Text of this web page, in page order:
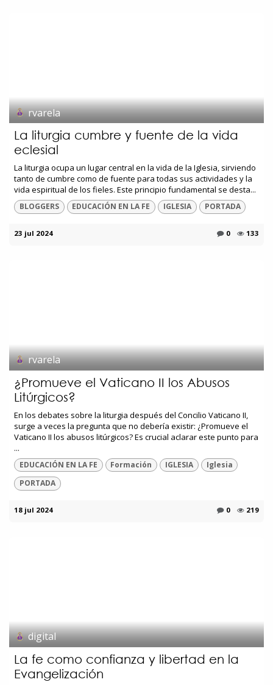
rvarela
La liturgia cumbre y fuente de la vida
eclesial
La liturgia ocupa un lugar central en la vida de la Iglesia, sirviendo
tanto de cumbre como de fuente para todas sus actividades y la
vida espiritual de los fieles. Este principio fundamental se desta...
BLOGGERS EDUCACIÓN EN LA FE IGLESIA PORTADA
23 jul 2024 0 133
rvarela
¿Promueve el Vaticano II los Abusos
Litúrgicos?
En los debates sobre la liturgia después del Concilio Vaticano II,
surge a veces la pregunta que no debería existir: ¿Promueve el
Vaticano II los abusos litúrgicos? Es crucial aclarar este punto para
...
EDUCACIÓN EN LA FE Formación IGLESIA
Iglesia
PORTADA
18 jul 2024 0 219
digital
La fe como confianza y libertad en la
Evangelización